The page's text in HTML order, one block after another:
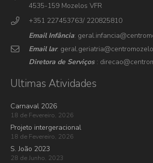
4535-159 Mozelos VFR
+351 227453763/ 220825810
Email Infância:
Email lar:
Diretora de Serviços:
Ultimas Atividades
Carnaval 2026
18 de Fevereiro, 2026
Projeto intergeracional
18 de Fevereiro, 2026
S. João 2023
28 de Junho, 2023